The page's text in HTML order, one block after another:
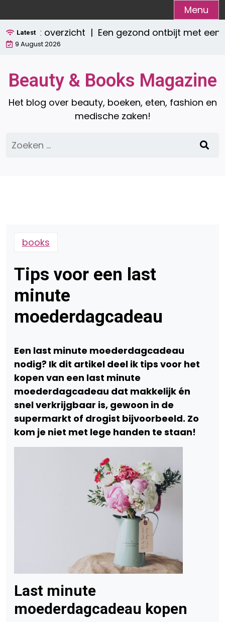
naar
de
inhoud
Menu
Latest overzicht | Een gezond ontbijt met een
9 August 2026
Beauty & Books Magazine
Het blog over beauty, boeken, eten, fashion en
medische zaken!
Zoeken
naar:
books
Tips voor een last
minute
moederdagcadeau
Een last minute moederdagcadeau
nodig? Ik dit artikel deel ik tips voor het
kopen van een last minute
moederdagcadeau dat makkelijk én
snel verkrijgbaar is, gewoon in de
supermarkt of drogist bijvoorbeeld. Zo
kom je niet met lege handen te staan!
Last minute
moederdagcadeau kopen